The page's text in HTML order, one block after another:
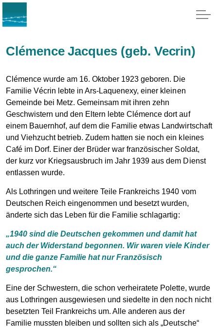
Clémence Jacques (geb. Vecrin)
Clémence wurde am 16. Oktober 1923 geboren. Die
Familie Vécrin lebte in Ars-Laquenexy, einer kleinen
Gemeinde bei Metz. Gemeinsam mit ihren zehn
Geschwistern und den Eltern lebte Clémence dort auf
einem Bauernhof, auf dem die Familie etwas Landwirtschaft
und Viehzucht betrieb. Zudem hatten sie noch ein kleines
Café im Dorf. Einer der Brüder war französischer Soldat,
der kurz vor Kriegsausbruch im Jahr 1939 aus dem Dienst
entlassen wurde.
Als Lothringen und weitere Teile Frankreichs 1940 vom
Deutschen Reich eingenommen und besetzt wurden,
änderte sich das Leben für die Familie schlagartig:
„1940 sind die Deutschen gekommen und damit hat
auch der Widerstand begonnen. Wir waren viele Kinder
und die ganze Familie hat nur Französisch
gesprochen.“
Eine der Schwestern, die schon verheiratete Polette, wurde
aus Lothringen ausgewiesen und siedelte in den noch nicht
besetzten Teil Frankreichs um. Alle anderen aus der
Familie mussten bleiben und sollten sich als „Deutsche“